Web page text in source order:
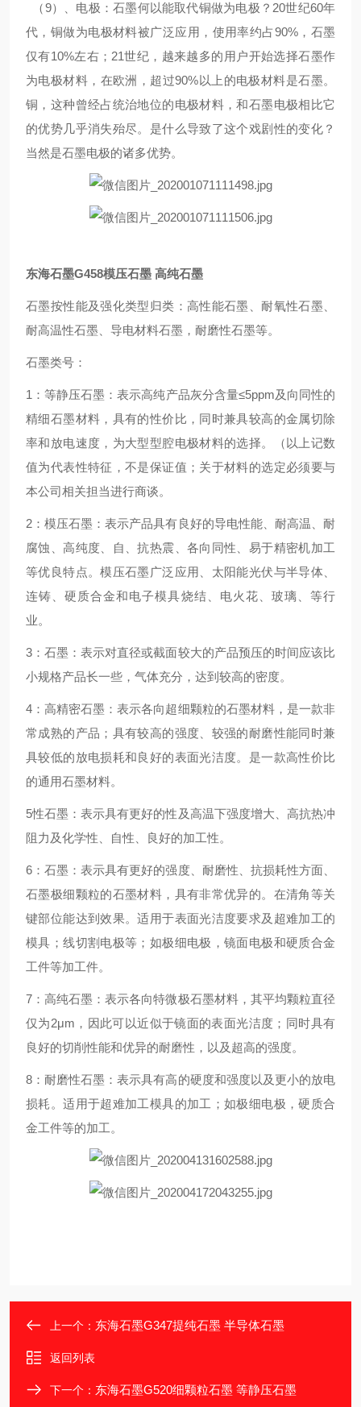
（9）、电极：石墨何以能取代铜做为电极？20世纪60年
代，铜做为电极材料被广泛应用，使用率约占90%，石墨
仅有10%左右；21世纪，越来越多的用户开始选择石墨作
为电极材料，在欧洲，超过90%以上的电极材料是石墨。
铜，这种曾经占统治地位的电极材料，和石墨电极相比它
的优势几乎消失殆尽。是什么导致了这个戏剧性的变化？
当然是石墨电极的诸多优势。
东海石墨G458模压石墨 高纯石墨
石墨按性能及强化类型归类：高性能石墨、耐氧性石墨、
耐高温性石墨、导电材料石墨，耐磨性石墨等。
石墨类号：
1：等静压石墨：表示高纯产品灰分含量≤5ppm及向同性的
精细石墨材料，具有的性价比，同时兼具较高的金属切除
率和放电速度，为大型型腔电极材料的选择。（以上记数
值为代表性特征，不是保证值；关于材料的选定必须要与
本公司相关担当进行商谈。
2：模压石墨：表示产品具有良好的导电性能、耐高温、耐
腐蚀、高纯度、自、抗热震、各向同性、易于精密机加工
等优良特点。模压石墨广泛应用、太阳能光伏与半导体、
连铸、硬质合金和电子模具烧结、电火花、玻璃、等行
业。
3：石墨：表示对直径或截面较大的产品预压的时间应该比
小规格产品长一些，气体充分，达到较高的密度。
4：高精密石墨：表示各向超细颗粒的石墨材料，是一款非
常成熟的产品；具有较高的强度、较强的耐磨性能同时兼
具较低的放电损耗和良好的表面光洁度。是一款高性价比
的通用石墨材料。
5性石墨：表示具有更好的性及高温下强度增大、高抗热冲
阻力及化学性、自性、良好的加工性。
6：石墨：表示具有更好的强度、耐磨性、抗损耗性方面、
石墨极细颗粒的石墨材料，具有非常优异的。在清角等关
键部位能达到效果。适用于表面光洁度要求及超难加工的
模具；线切割电极等；如极细电极，镜面电极和硬质合金
工件等加工件。
7：高纯石墨：表示各向特微极石墨材料，其平均颗粒直径
仅为2μm，因此可以近似于镜面的表面光洁度；同时具有
良好的切削性能和优异的耐磨性，以及超高的强度。
8：耐磨性石墨：表示具有高的硬度和强度以及更小的放电
损耗。适用于超难加工模具的加工；如极细电极，硬质合
金工件等的加工。
上一个： 东海石墨G347提纯石墨 半导体石墨
返回列表
下一个： 东海石墨G520细颗粒石墨 等静压石墨